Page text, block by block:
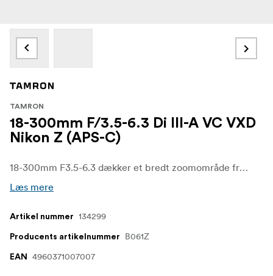
TAMRON
18-300mm F/3.5-6.3 Di III-A VC VXD
Nikon Z (APS-C)
18-300mm F3.5-6.3 dækker et bredt zoomområde fra ca. 27mm til 450mm (fuldformat-ækvivalent brændvidde). Objektivet er det første zoomobjektiv til spejlløse APS-C-kameraer i verden med et zoomforhold på 16,6x og giver fordelene ved et alsidigt alt-i-et-zoomobjektiv, der er ideelt til en bred vifte af fotografiske muligheder.
Læs mere
Artikel nummer 134299
Producents artikelnummer B061Z
EAN 4960371007007